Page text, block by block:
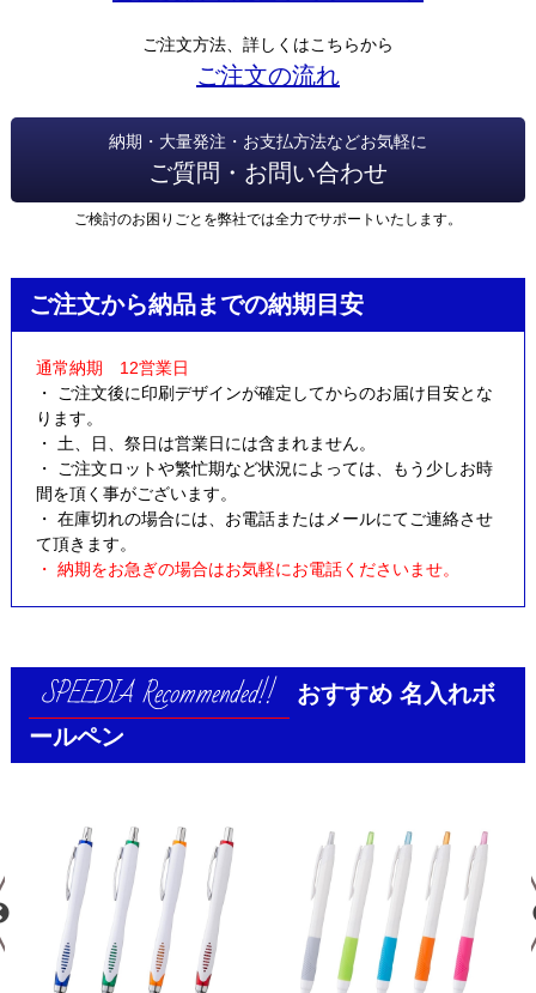
ご注文方法、詳しくはこちらから
ご注文の流れ
納期・大量発注・お支払方法などお気軽に
ご質問・お問い合わせ
ご検討のお困りごとを弊社では全力でサポートいたします。
ご注文から納品までの納期目安
通常納期 12営業日
・ ご注文後に印刷デザインが確定してからのお届け目安とな
ります。
・ 土、日、祭日は営業日には含まれません。
・ ご注文ロットや繁忙期など状況によっては、もう少しお時
間を頂く事がございます。
・ 在庫切れの場合には、お電話またはメールにてご連絡させ
て頂きます。
・ 納期をお急ぎの場合はお気軽にお電話くださいませ。
おすすめ 名入れボ
ールペン